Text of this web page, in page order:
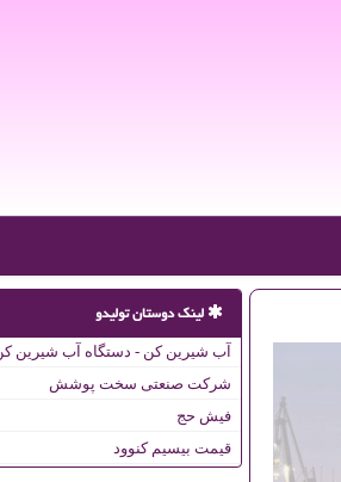
لینک دوستان تولیدو
آب شیرین کن - دستگاه آب شیرین
شرکت صنعتی سخت پوشش
فیش حج
قیمت بیسیم کنوود